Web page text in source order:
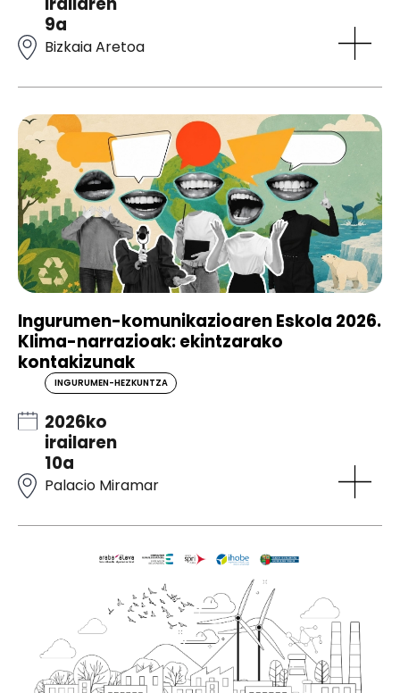
9a
Bizkaia Aretoa
Ingurumen-komunikazioaren Eskola 2026.
Klima-narrazioak: ekintzarako
kontakizunak
INGURUMEN-HEZKUNTZA
2026ko
irailaren
10a
Palacio Miramar